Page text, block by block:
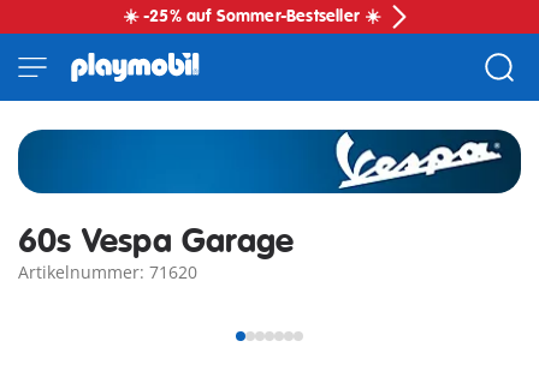
☀️ -25% auf Sommer-Bestseller ☀️
60s Vespa Garage
Artikelnummer: 71620